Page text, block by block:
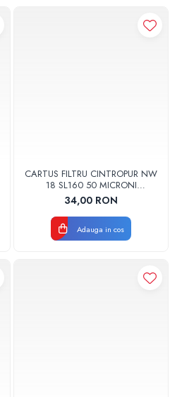
CARTUS FILTRU CINTROPUR NW
18 SL160 50 MICRONI
MANSOANE FILTRARE SET 5BUC
34,00 RON
Adauga in cos